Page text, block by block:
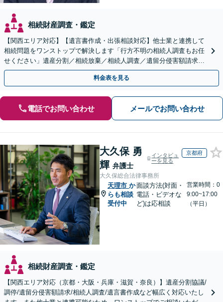
相続財産調査・鑑定
【関西エリア対応】【遺言書作成・出張相談対応】他士業と連携して
相続問題をワンストップで解決します「行方不明の相続人調査もお任
せください」遺産分割／相続放棄／相続人調査／遺留分侵害額請求／
登記など【休日・夜間面談可】【分割払い対応】
料金表を見る
電話でお問い合わせ メールでお問い合わせ
大久保 勇
輝 弁護士
インタビュ
ーを見る
京都府
大久保総合法律事務所
天理市 か
らも相談
受付中
面談方法(対面・
電話・ビデオな
ど)は応相談
営業時間：0
9:00~17:00
（平日）
相続財産調査・鑑定
【関西エリア対応（京都・大阪・兵庫・滋賀・奈良）】遺産分割協議/
調停/遺留分侵害額請求/相続人調査/遺言書作成など幅広く対応いたし